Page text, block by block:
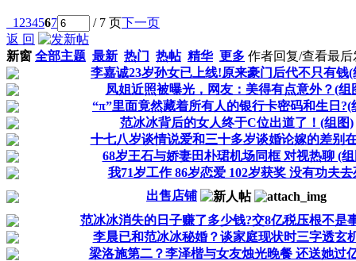
1 234567 / 7 页下一页
返 回
新窗 全部主题 最新 热门 热帖 精华 更多 作者回复/查看最后
李嘉诚23岁孙女已上线!原来豪门后代不只有钱(
凤姐近照被曝光，网友：美得有点意外？(组
“π”里面竟然藏着所有人的银行卡密码和生日?(
范冰冰背后的女人终于C位出道了！(组图)
十七八岁谈情说爱和三十多岁谈婚论嫁的差别
68岁王石与娇妻田朴珺机场同框 对视热聊 (
我71岁工作 86岁恋爱 102岁获奖 没有功夫去
出售店铺
范冰冰消失的日子赚了多少钱?交8亿税压根不是
李晨已和范冰冰秘婚？谈家庭现状时三字透玄
梁洛施第二？李泽楷与女友烛光晚餐 还送她过